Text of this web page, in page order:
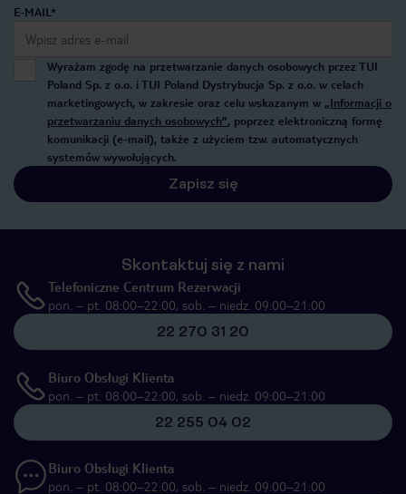
E-MAIL*
Wyrażam zgodę na przetwarzanie danych osobowych przez TUI
Poland Sp. z o.o. i TUI Poland Dystrybucja Sp. z o.o. w celach
marketingowych, w zakresie oraz celu wskazanym w „Informacji o
przetwarzaniu danych osobowych”, poprzez elektroniczną formę
komunikacji (e-mail), także z użyciem tzw. automatycznych
systemów wywołujących.
Zapisz się
Skontaktuj się z nami
Telefoniczne Centrum Rezerwacji
pon. – pt. 08:00–22:00, sob. – niedz. 09:00–21:00
22 270 31 20
Biuro Obsługi Klienta
pon. – pt. 08:00–22:00, sob. – niedz. 09:00–21:00
22 255 04 02
Biuro Obsługi Klienta
pon. – pt. 08:00–22:00, sob. – niedz. 09:00–21:00